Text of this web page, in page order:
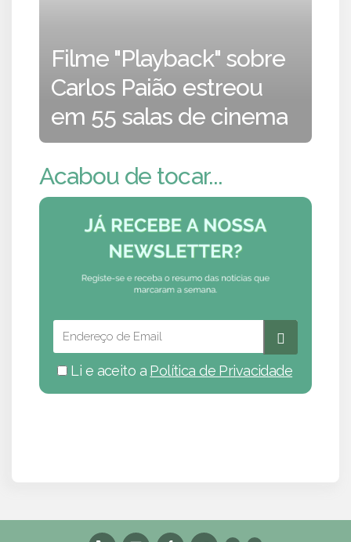
Filme "Playback" sobre
Carlos Paião estreou
em 55 salas de cinema
Acabou de tocar...
Li e aceito a Política de Privacidade